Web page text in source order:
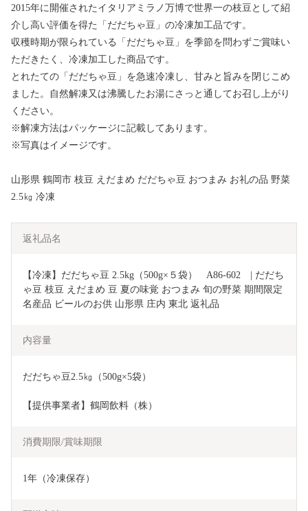
2015年に開催されたイタリアミラノ万博で世界一の枝豆として紹
介し高い評価を得た「だだちゃ豆」の冷凍加工品です。
収穫時期が限られている「だだちゃ豆」を季節を問わずご賞味い
ただきたく、冷凍加工した商品です。
とれたての「だだちゃ豆」を急速冷凍し、甘みと旨みを閉じこめ
ました。自然解凍又は沸騰したお湯にさっと通してお召し上がり
ください。
※解凍方法はパッケージに記載してあります。
※写真はイメージです。
山形県 鶴岡市 枝豆 えだまめ だだちゃ豆 おつまみ お礼の品 野菜
2.5㎏ 冷凍
返礼品名
【冷凍】だだちゃ豆 2.5kg（500g×５袋）　A86-602　| だだち
ゃ豆 枝豆 えだまめ 豆 夏の味覚 おつまみ 旬の野菜 期間限定
名産品 ビールのお供 山形県 庄内 東北 返礼品
内容量
だだちゃ豆2.5㎏（500g×5袋）
【提供事業者】鶴岡飲料（株）
消費期限/賞味期限
1年（冷凍保存）